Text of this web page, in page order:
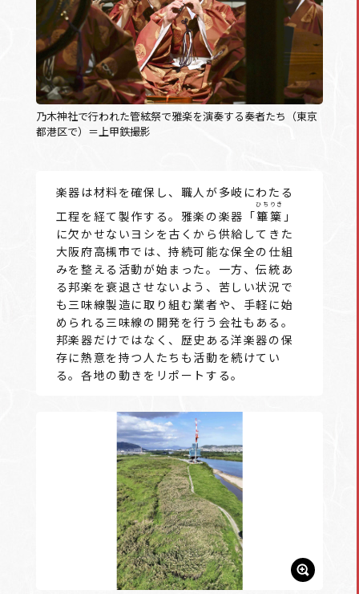
乃木神社で行われた管絃祭で雅楽を演奏する奏者たち（東京
都港区で）＝上甲鉄撮影
楽器は材料を確保し、職人が多岐にわたる
工程を経て製作する。雅楽の楽器「篳篥
ひちりき
」
に欠かせないヨシを古くから供給してきた
大阪府高槻市では、持続可能な保全の仕組
みを整える活動が始まった。一方、伝統あ
る邦楽を衰退させないよう、苦しい状況で
も三味線製造に取り組む業者や、手軽に始
められる三味線の開発を行う会社もある。
邦楽器だけではなく、歴史ある洋楽器の保
存に熱意を持つ人たちも活動を続けてい
る。各地の動きをリポートする。